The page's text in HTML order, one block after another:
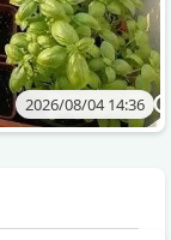
2026/08/04 14:36